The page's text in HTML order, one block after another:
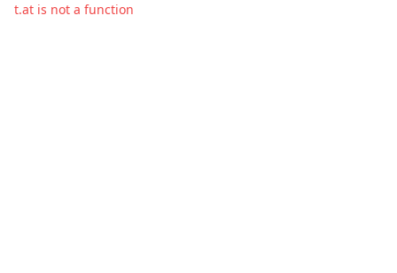
t.at is not a function